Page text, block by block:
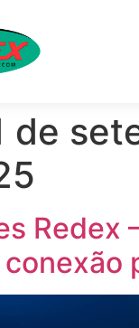
de
Redex